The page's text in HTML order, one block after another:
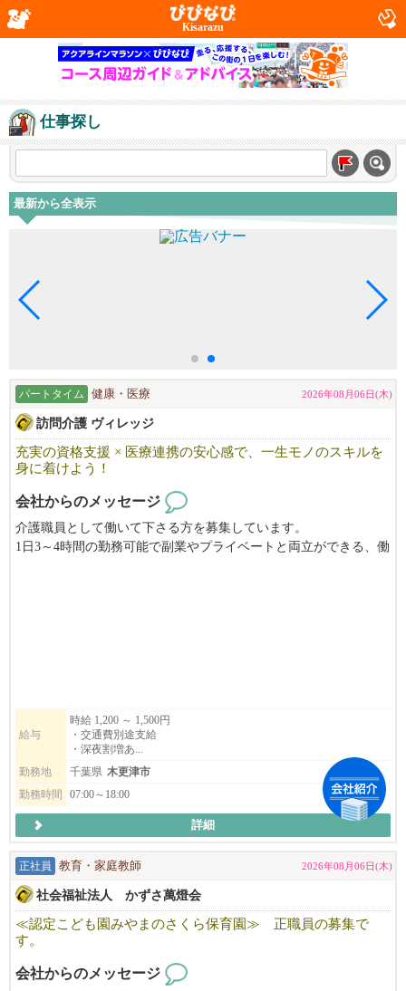
Kisarazu
仕事探し
最新から全表示
パートタイム 健康・医療 2026年08月06日(木)
訪問介護 ヴィレッジ
充実の資格支援 × 医療連携の安心感で、一生モノのスキルを
身に着けよう！
会社からのメッセージ
介護職員として働いて下さる方を募集しています。
1日3～4時間の勤務可能で副業やプライベートと両立ができる、働
給与
時給 1,200 ～ 1,500円
・交通費別途支給
・深夜割増あ...
勤務地
千葉県 木更津市
勤務時間
07:00～18:00
詳細
正社員 教育・家庭教師 2026年08月06日(木)
社会福祉法人 かずさ萬燈会
≪認定こども園みやまのさくら保育園≫ 正職員の募集で
す。
会社からのメッセージ